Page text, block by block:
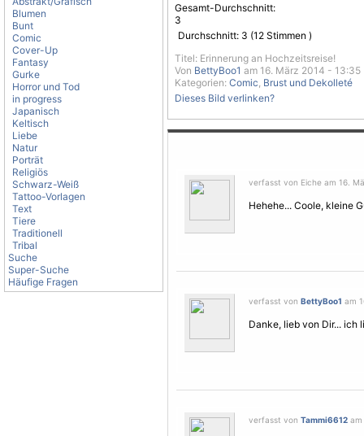
Blumen
Bunt
Comic
Cover-Up
Fantasy
Gurke
Horror und Tod
in progress
Japanisch
Keltisch
Liebe
Natur
Porträt
Religiös
Schwarz-Weiß
Tattoo-Vorlagen
Text
Tiere
Traditionell
Tribal
Suche
Super-Suche
Häufige Fragen
Gesamt-Durchschnitt:
3
Durchschnitt: 3 (12 Stimmen )
Titel: Erinnerung an Hochzeitsreise!
Von BettyBoo1 am 16. März 2014 - 13:35
Kategorien: Comic, Brust und Dekolleté
Dieses Bild verlinken?
verfasst von Eiche am 16.
Hehehe... Coole, kleine
verfasst von BettyBoo1 am
Danke, lieb von Dir... ich
verfasst von Tammi6612 am